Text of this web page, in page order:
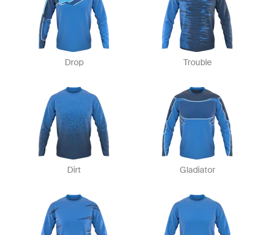
Drop Trouble
Dirt Gladiator